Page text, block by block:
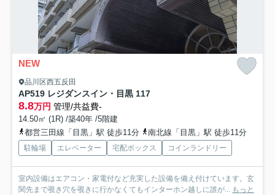
NEW
品川区西五反田
AP519 レジダンスイン・目黒 117
8.8万円 管理/共益費-
14.50㎡ (1R) /築40年 /5階建
都営三田線「目黒」駅 徒歩11分
南北線「目黒」駅 徒歩11分
駐輪場 エレベーター 宅配ボックス コインランドリー
室内設備はエアコン・家電付など充実した設備を備え付けています。玄
関先まで覗き穴を覗きに行かなくてもインターホン越しに誰が... もっと